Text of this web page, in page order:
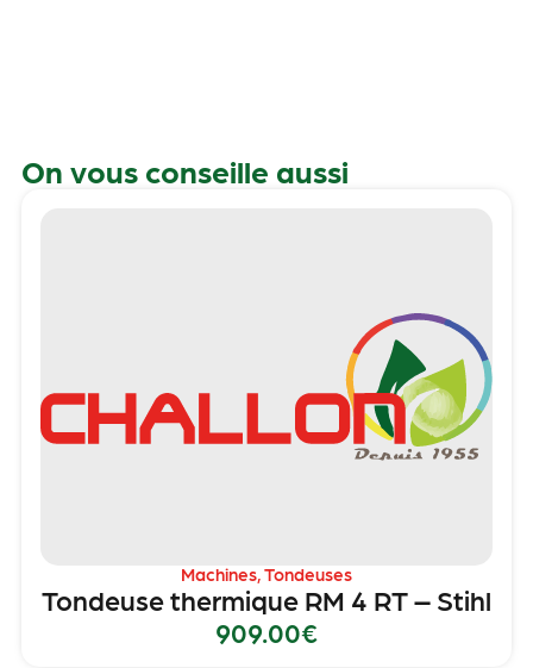
On vous conseille aussi
Machines,Tondeuses
Tondeuse thermique RM 4 RT – Stihl
909.00€